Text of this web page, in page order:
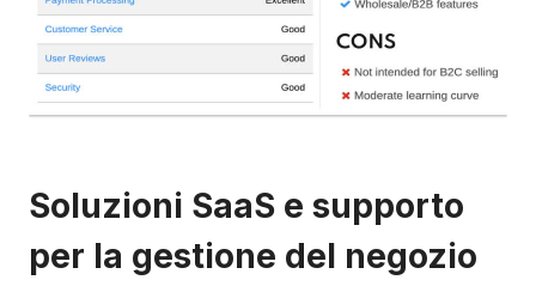
Soluzioni SaaS e supporto
per la gestione del negozio